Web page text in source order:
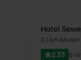
Favoriet
Hotel
2,1 km•
2.33 6